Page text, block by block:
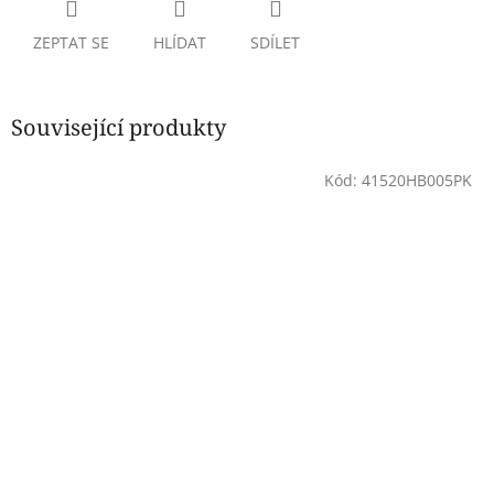
ZEPTAT SE HLÍDAT SDÍLET
Související produkty
Kód: 41520HB005PK